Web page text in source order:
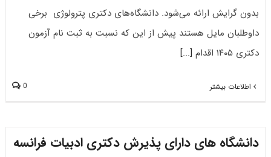
بدون گرایش ارائه می‌شود. دانشگاه‌های دکتری ﭘﺘﺮوﻟﻮژی برخی
داوطلبان مایل هستند پیش از این که نسبت به ثبت نام آزمون
دکتری ۱۴۰۵ اقدام
[...]
اطلاعات بیشتر 0
دانشگاه های دارای پذیرش دکتری ادبیات فراﻧﺴﻪ